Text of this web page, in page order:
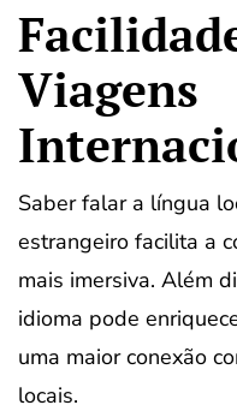
Viagens
Saber falar a língua
estrangeiro facilita a
mais imersiva. Além
idioma pode
uma maior conexão
locais.